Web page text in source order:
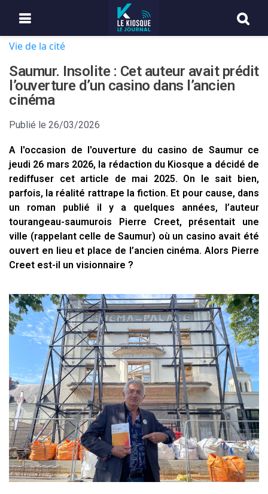
Vie de la cité
Saumur. Insolite : Cet auteur avait prédit
l’ouverture d’un casino dans l’ancien
cinéma
Publié le 26/03/2026
A l'occasion de l'ouverture du casino de Saumur ce
jeudi 26 mars 2026, la rédaction du Kiosque a décidé de
rediffuser cet article de mai 2025. On le sait bien,
parfois, la réalité rattrape la fiction. Et pour cause, dans
un roman publié il y a quelques années, l’auteur
tourangeau-saumurois Pierre Creet, présentait une
ville (rappelant celle de Saumur) où un casino avait été
ouvert en lieu et place de l’ancien cinéma. Alors Pierre
Creet est-il un visionnaire ?